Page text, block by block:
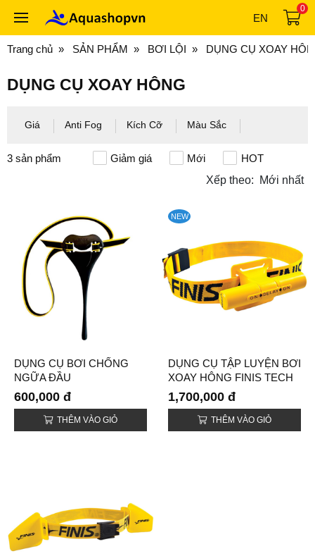
EN
0
Trang chủ SẢN PHẨM BƠI LỘI DỤNG CỤ XOAY
DỤNG CỤ XOAY HÔNG
Giá Anti Fog Kích Cỡ Màu Sắc
3 sản phẩm Giảm giá Mới
HOT
Xếp theo:
Mới nhất
DỤNG CỤ BƠI CHỐNG
NGỮA ĐẦU
(HEADSTRONG POSTURE
TRAINER)
600,000 đ
THÊM VÀO GIỎ
NEW
DỤNG CỤ TẬP LUYỆN BƠI
XOAY HÔNG FINIS TECH
TOC (TECH TOC)
1,700,000 đ
THÊM VÀO GIỎ